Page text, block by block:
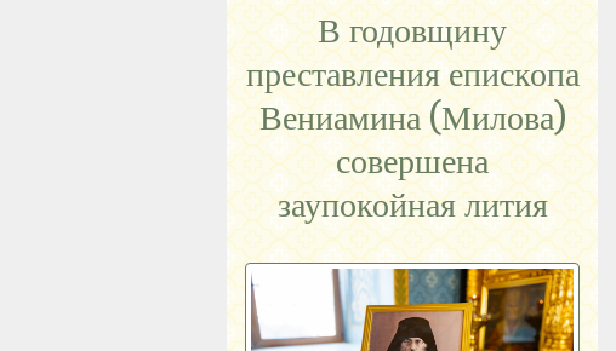
В годовщину
преставления епископа
Вениамина (Милова)
совершена
заупокойная лития